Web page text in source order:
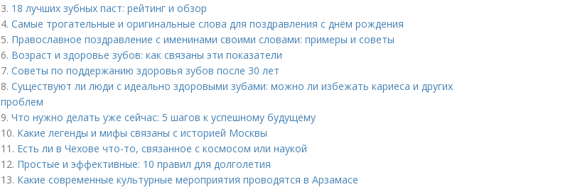
3. 18 лучших зубных паст: рейтинг и обзор
4. Самые трогательные и оригинальные слова для поздравления с днём рождения
5. Православное поздравление с именинами своими словами: примеры и советы
6. Возраст и здоровье зубов: как связаны эти показатели
7. Советы по поддержанию здоровья зубов после 30 лет
8. Существуют ли люди с идеально здоровыми зубами: можно ли избежать кариеса и других
проблем
9. Что нужно делать уже сейчас: 5 шагов к успешному будущему
10. Какие легенды и мифы связаны с историей Москвы
11. Есть ли в Чехове что-то, связанное с космосом или наукой
12. Простые и эффективные: 10 правил для долголетия
13. Какие современные культурные мероприятия проводятся в Арзамасе